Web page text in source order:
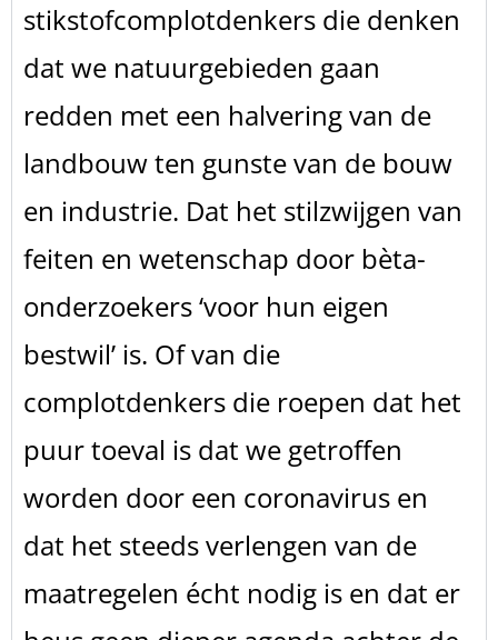
stikstofcomplotdenkers die denken
dat we natuurgebieden gaan
redden met een halvering van de
landbouw ten gunste van de bouw
en industrie. Dat het stilzwijgen van
feiten en wetenschap door bèta-
onderzoekers ‘voor hun eigen
bestwil’ is. Of van die
complotdenkers die roepen dat het
puur toeval is dat we getroffen
worden door een coronavirus en
dat het steeds verlengen van de
maatregelen écht nodig is en dat er